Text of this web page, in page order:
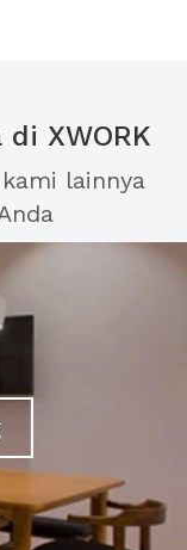
XWORK
lainnya